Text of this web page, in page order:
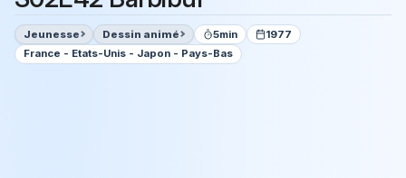
Jeunesse Dessin animé 5min
1977
France - Etats-Unis - Japon - Pays-Bas